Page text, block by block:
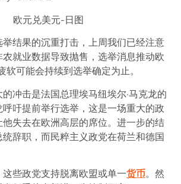
欧元兑美元-日图
举结果的沉重打击，上周我们已经注意
就业数据导致抛售，选举消息推动欧
可能会持续到选举确定为止。
冲击是法国总理埃马纽埃尔·马克龙的
吁提前举行选举，这是一场重大的政
失去在欧洲高层的席位。进一步的结
辞职，而民粹主义政党在荷兰和德国
些政党支持脱离欧盟或单一货币。然